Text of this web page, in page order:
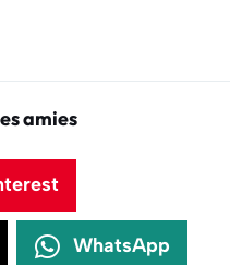
amies
WhatsApp